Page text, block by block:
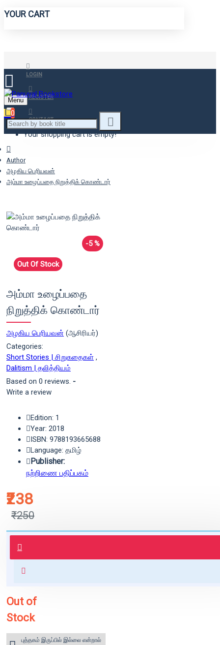
YOUR CART
LOGIN
REGISTER
CONTACT
Menu
0
Your shopping cart is empty!
Author
அழகிய பெரியவன்
அம்மா உழைப்பதை நிறுத்திக் கொண்டார்
-5 %
Out Of Stock
அம்மா உழைப்பதை
நிறுத்திக் கொண்டார்
அழகிய பெரியவன் (ஆசிரியர்)
Categories:
Short Stories | சிறுகதைகள் ,
Dalitism | தலித்தியம்
Based on 0 reviews. -
Write a review
₹238
₹250
Edition: 1
Year: 2018
ISBN: 9788193665688
Language: தமிழ்
Publisher:
நற்றிணை பதிப்பகம்
புத்தகம் 3 - 7 நாட்களில் அனுப்பி
வைக்கப்படும்.
for orders above ₹1000 within
Out of
Stock
புத்தகம் இருப்பில் இல்லை என்றால்